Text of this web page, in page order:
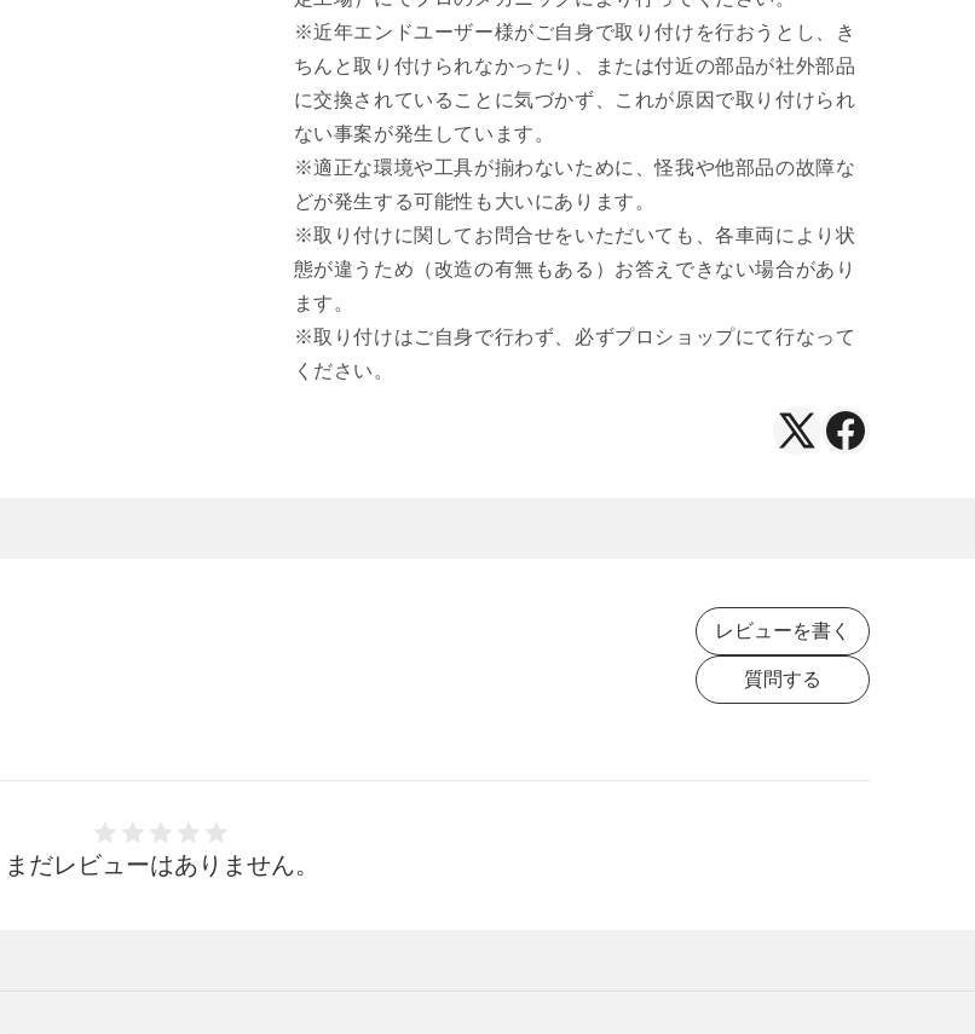
※近年エンドユーザー様がご自身で取り付けを行おうとし、き
ちんと取り付けられなかったり、または付近の部品が社外部品
に交換されていることに気づかず、これが原因で取り付けられ
ない事案が発生しています。
※適正な環境や工具が揃わないために、怪我や他部品の故障な
どが発生する可能性も大いにあります。
※取り付けに関してお問合せをいただいても、各車両により状
態が違うため（改造の有無もある）お答えできない場合があり
ます。
※取り付けはご自身で行わず、必ずプロショップにて行なって
ください。
X（Twitter）
Facebook
レビューを書く
質問する
まだレビューはありません。